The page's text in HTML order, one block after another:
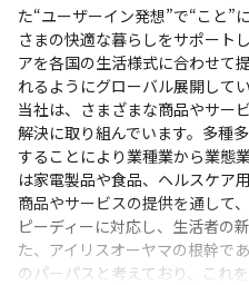
た“ユーザーイン発想”で“こと”
さまの快適な暮らしをサポート
アを各国の生活様式に合わせて
れるようにグローバル展開してい
当社は、さまざまな商品やサー
解決に取り組んでいます。多種
することにより業種業から業態
は家電製品や食品、ヘルスケア
商品やサービスの提供を通して
ピーディーに対応し、生活者の
た、アイリスオーヤマの根幹で
のパーパスと考えており、これ